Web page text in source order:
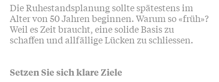
Die Ruhestandsplanung sollte spätestens im
Alter von 50 Jahren beginnen. Warum so «früh»?
Weil es Zeit braucht, eine solide Basis zu
schaffen und allfällige Lücken zu schliessen.
Setzen Sie sich klare Ziele